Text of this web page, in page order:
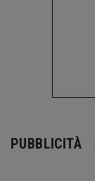
PUBBLICITÀ